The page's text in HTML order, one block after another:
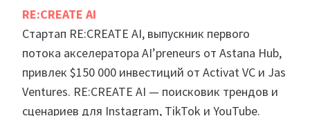
RE:CREATE AI
Cтартап RE:CREATE AI, выпускник первого
потока акселератора AI’preneurs от Astana Hub,
привлек $150 000 инвестиций от Activat VC и Jas
Ventures. RE:CREATE AI — поисковик трендов и
сценариев для Instagram, TikTok и YouTube.